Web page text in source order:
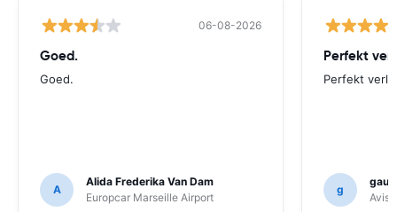
06-08-2026
Goed.
Goed.
A
Alida Frederika Van Dam
Europcar Marseille Airport
Perfekt
Perfekt
g
Avis